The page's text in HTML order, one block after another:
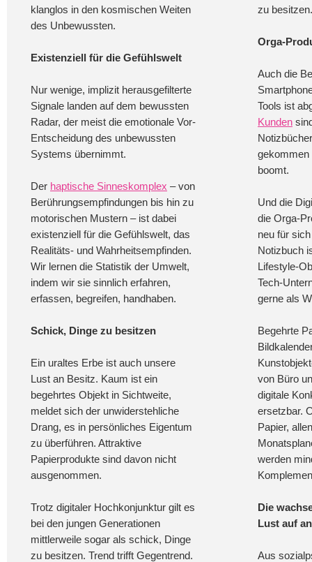
klanglos in den kosmischen Weiten
des Unbewussten.
Existenziell für die Gefühlswelt
Nur wenige, implizit herausgefilterte
Signale landen auf dem bewussten
Radar, der meist die emotionale Vor-
Entscheidung des unbewussten
Systems übernimmt.
Der haptische Sinneskomplex – von
Berührungsempfindungen bis hin zu
motorischen Mustern – ist dabei
existenziell für die Gefühlswelt, das
Realitäts- und Wahrheitsempfinden.
Wir lernen die Statistik der Umwelt,
indem wir sie sinnlich erfahren,
erfassen, begreifen, handhaben.
Schick, Dinge zu besitzen
Ein uraltes Erbe ist auch unsere
Lust an Besitz. Kaum ist ein
begehrtes Objekt in Sichtweite,
meldet sich der unwiderstehliche
Drang, es in persönliches Eigentum
zu überführen. Attraktive
Papierprodukte sind davon nicht
ausgenommen.
Trotz digitaler Hochkonjunktur gilt es
bei den jungen Generationen
mittlerweile sogar als schick, Dinge
zu besitzen. Trend trifft Gegentrend.
zu besitzen.
Orga-
Auch die
Tools ist
Kunden
gekommen
boomt.
Und die
die Orga-
neu für
Notizbuch
Lifestyle-
Tech-
gerne als
Begehrte
von Büro
digitale
ersetzbar.
Papier,
werden
Die
Lust auf
Aus